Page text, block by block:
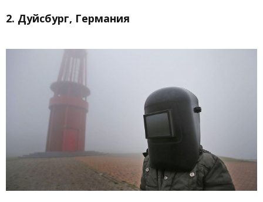
2. Дуйсбург, Германия